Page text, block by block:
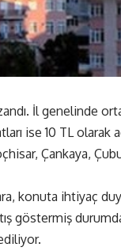
İl genelinde
ise 10 TL olarak
Çankaya,
konuta ihtiyaç
göstermiş